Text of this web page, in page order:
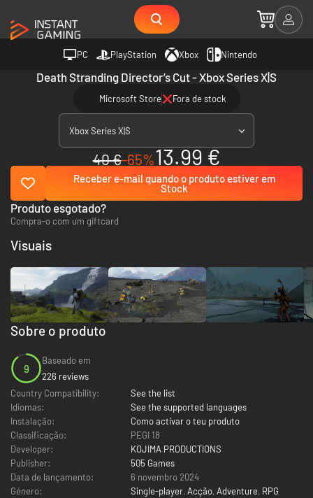
PC PlayStation Xbox Nintendo
Death Stranding Director’s Cut - Xbox Series X|S
Microsoft Store Fora de stock
Xbox Series X|S
40 €-65%13.99 €
Receber e-mail quando o produto estiver em
Stock
Produto esgotado?
Compra-o com um giftcard
Sobre o produto
9
Baseado em
226 reviews
Country Compatibility:
See the list
Idiomas:
See the supported languages
Instalação:
Como activar o teu produto
Classificação:
PEGI 18
Developer:
KOJIMA PRODUCTIONS
Publisher:
505 Games
Data de lançamento:
6 novembro 2024
Género:
Single-player, Acção, Adventure, RPG
Visuais